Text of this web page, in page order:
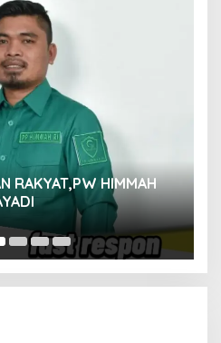
RAKYAT,PW HIMMAH